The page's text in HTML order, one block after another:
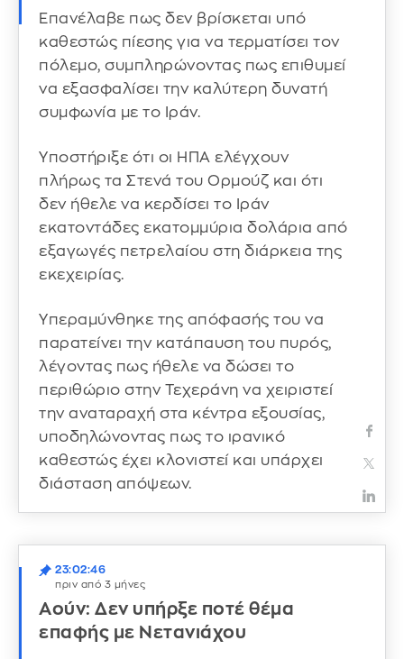
Επανέλαβε πως δεν βρίσκεται υπό
καθεστώς πίεσης για να τερματίσει τον
πόλεμο, συμπληρώνοντας πως επιθυμεί
να εξασφαλίσει την καλύτερη δυνατή
συμφωνία με το Ιράν.
Υποστήριξε ότι οι ΗΠΑ ελέγχουν
πλήρως τα Στενά του Ορμούζ και ότι
δεν ήθελε να κερδίσει το Ιράν
εκατοντάδες εκατομμύρια δολάρια από
εξαγωγές πετρελαίου στη διάρκεια της
εκεχειρίας.
Υπεραμύνθηκε της απόφασής του να
παρατείνει την κατάπαυση του πυρός,
λέγοντας πως ήθελε να δώσει το
περιθώριο στην Τεχεράνη να χειριστεί
την αναταραχή στα κέντρα εξουσίας,
υποδηλώνοντας πως το ιρανικό
καθεστώς έχει κλονιστεί και υπάρχει
διάσταση απόψεων.
23:02:46
πριν από 3 μήνες
Αούν: Δεν υπήρξε ποτέ θέμα
επαφής με Νετανιάχου